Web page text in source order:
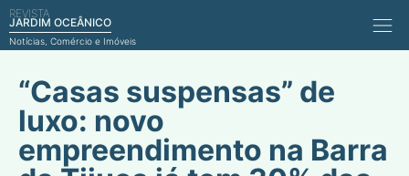
REVISTA
JARDIM OCEÂNICO
Notícias, Comércio e Imóveis
“Casas suspensas” de
luxo: novo
empreendimento na Barra